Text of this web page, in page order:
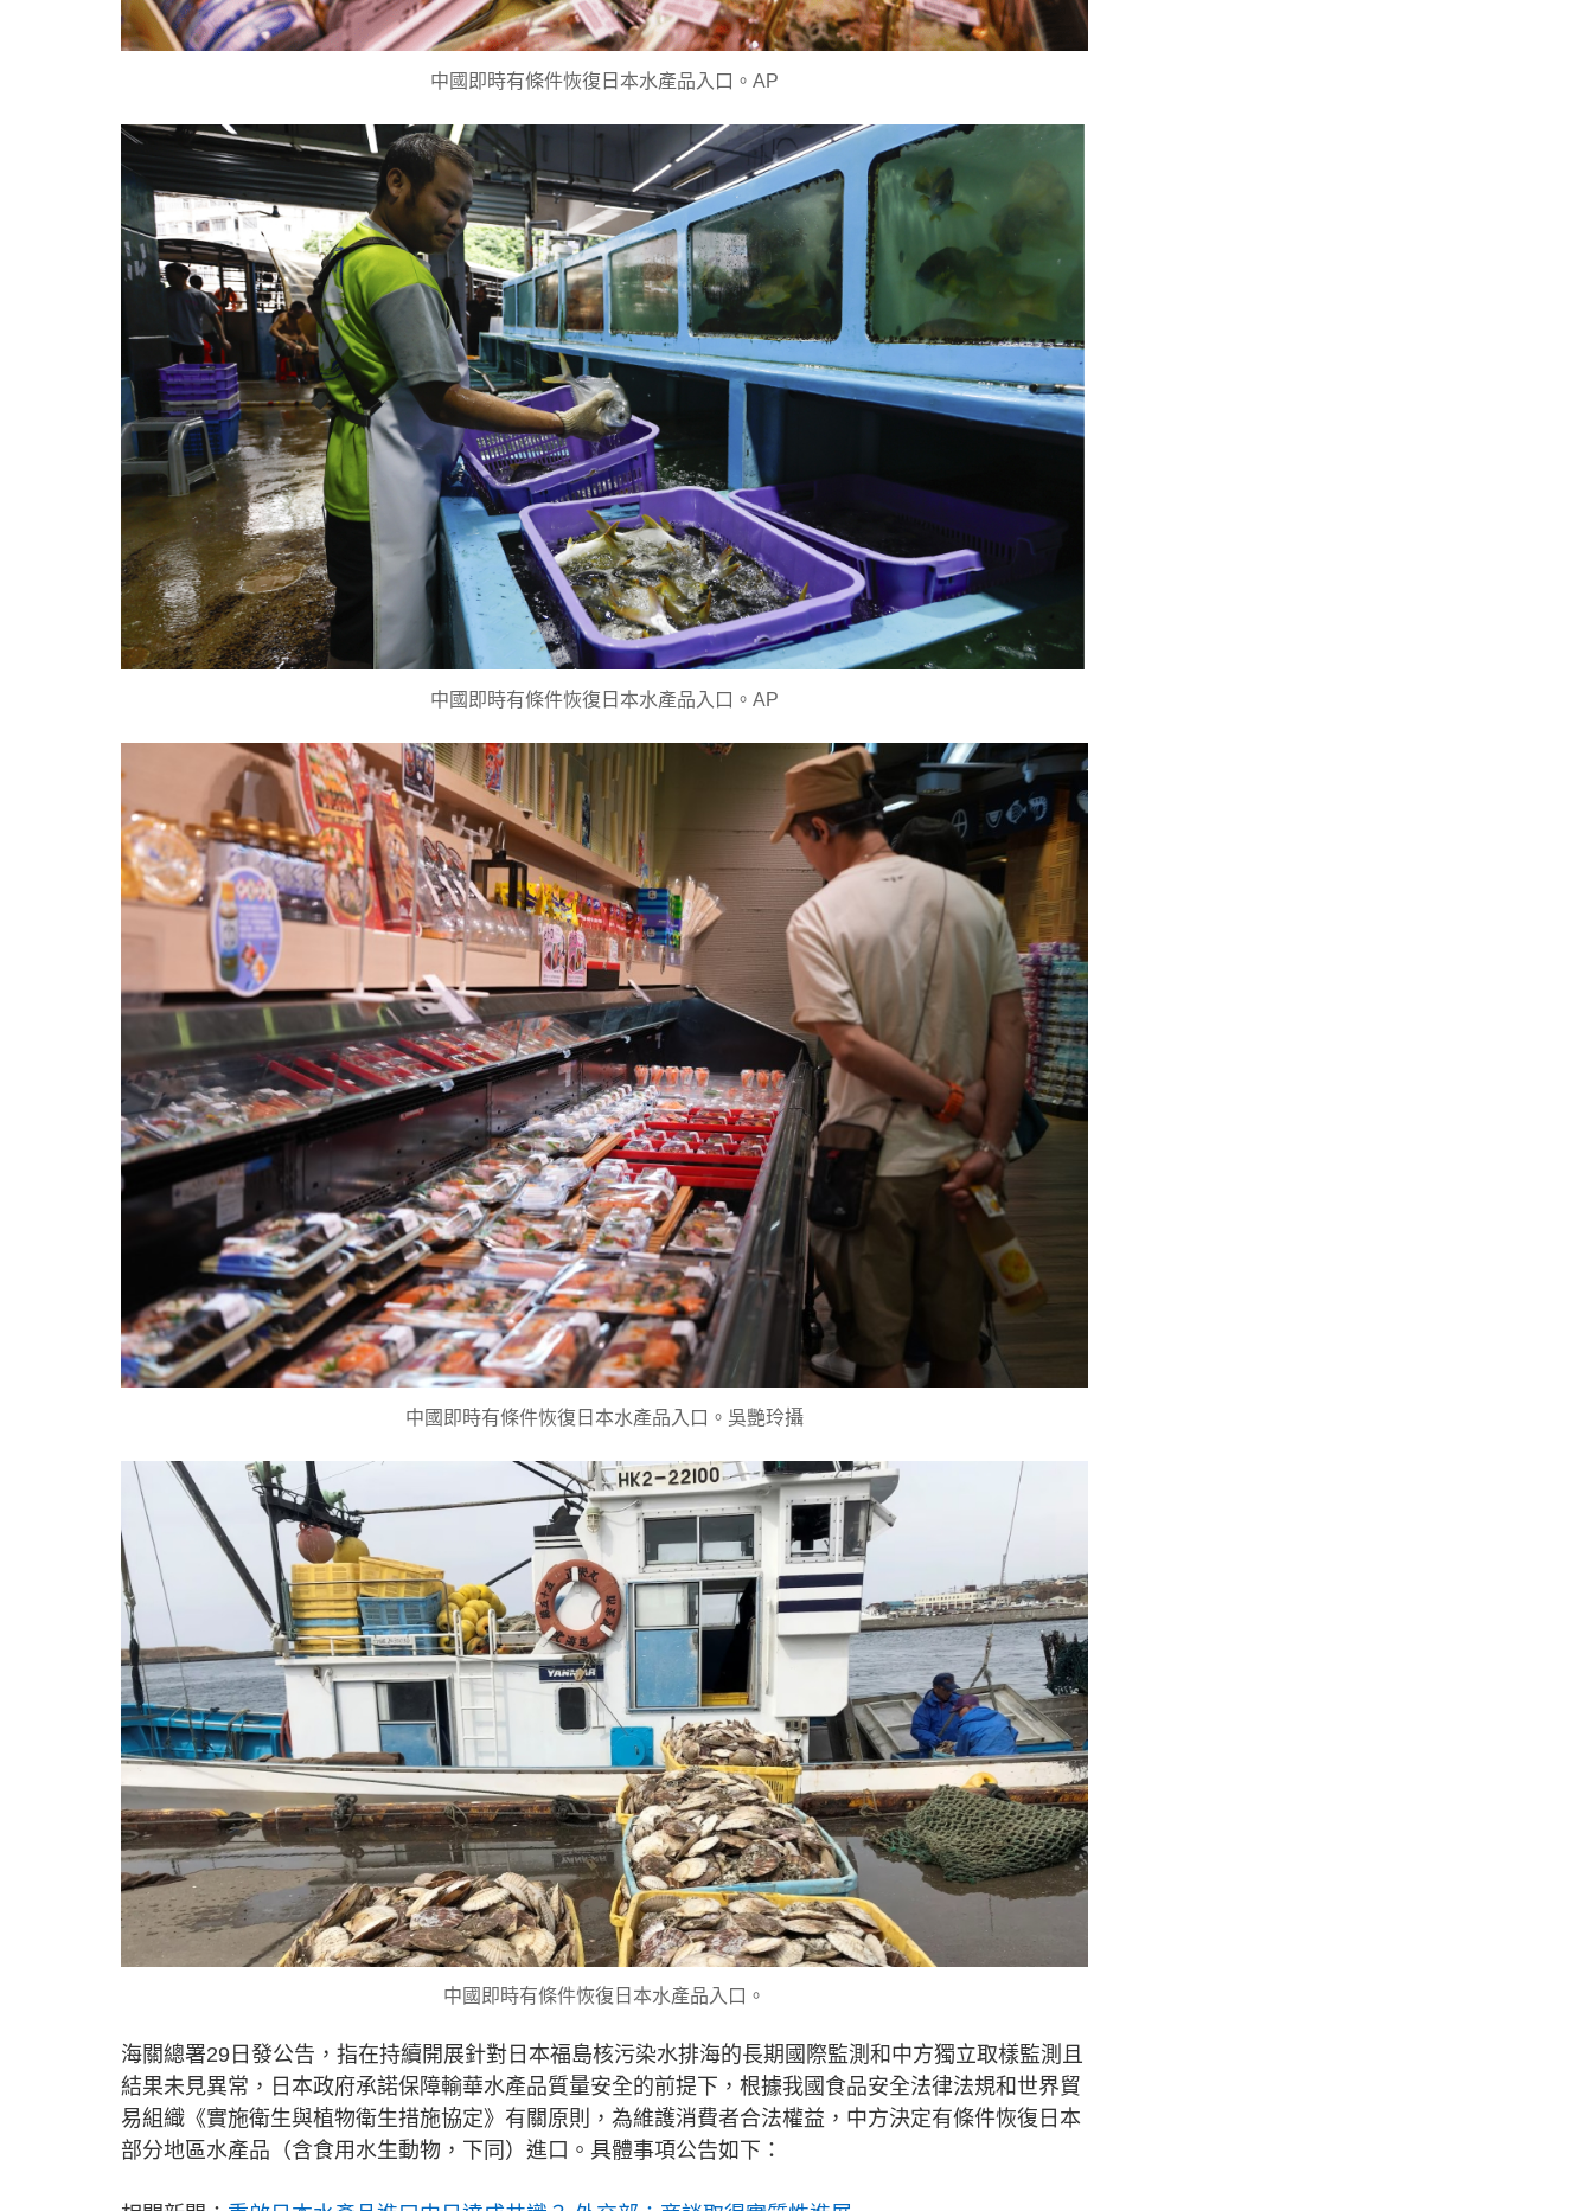
中國即時有條件恢復日本水產品入口。AP
中國即時有條件恢復日本水產品入口。AP
中國即時有條件恢復日本水產品入口。吳艷玲攝
中國即時有條件恢復日本水產品入口。
海關總署29日發公告，指在持續開展針對日本福島核污染水排海的長期國際監測和中方獨立取樣監測且
結果未見異常，日本政府承諾保障輸華水產品質量安全的前提下，根據我國食品安全法律法規和世界貿
易組織《實施衛生與植物衛生措施協定》有關原則，為維護消費者合法權益，中方決定有條件恢復日本
部分地區水產品（含食用水生動物，下同）進口。具體事項公告如下：